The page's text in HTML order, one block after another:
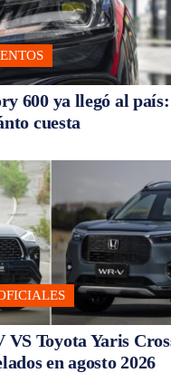
600 ya llegó al país:
cuesta
Toyota Yaris
en agosto 2026